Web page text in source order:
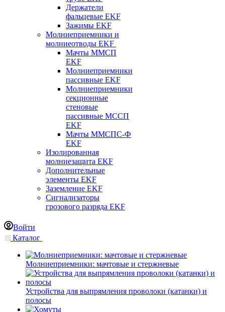
Держатели
фальцевые EKF
Зажимы EKF
Молниеприемники и
молниеотводы EKF
Мачты ММСП
EKF
Молниеприемники
пассивные EKF
Молниеприемники
секционные
стеновые
пассивные МССП
EKF
Мачты ММСПС-Ф
EKF
Изолированная
молниезащита EKF
Дополнительные
элементы EKF
Заземление EKF
Сигнализаторы
грозового разряда EKF
Войти
Каталог
Молниеприемники: мачтовые и стержневые
Устройства для выпрямления проволоки (катанки) и
полосы